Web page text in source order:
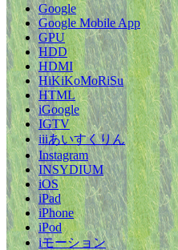
Google
Google Mobile App
GPU
HDD
HDMI
HiKiKoMoRiSu
HTML
iGoogle
IGTV
iiiあいすくりん
Instagram
INSYDIUM
iOS
iPad
iPhone
iPod
iモーション